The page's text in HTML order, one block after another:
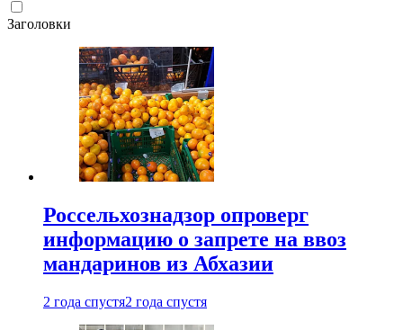
Заголовки
Россельхознадзор опроверг
информацию о запрете на ввоз
мандаринов из Абхазии
2 года спустя2 года спустя